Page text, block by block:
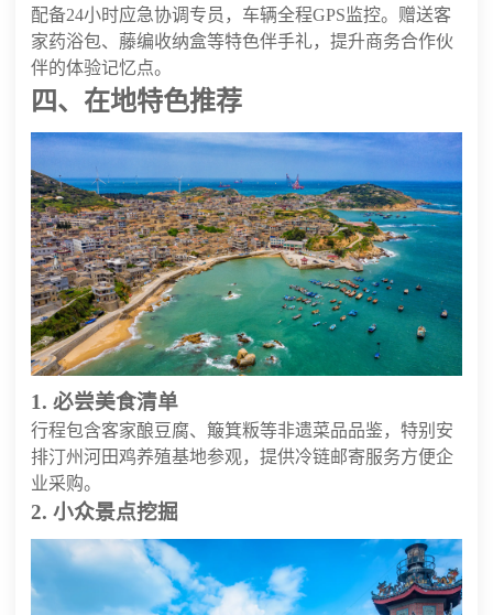
配备24小时应急协调专员，车辆全程GPS监控。赠送客
家药浴包、藤编收纳盒等特色伴手礼，提升商务合作伙
伴的体验记忆点。
四、在地特色推荐
1. 必尝美食清单
行程包含客家酿豆腐、簸箕粄等非遗菜品品鉴，特别安
排汀州河田鸡养殖基地参观，提供冷链邮寄服务方便企
业采购。
2. 小众景点挖掘